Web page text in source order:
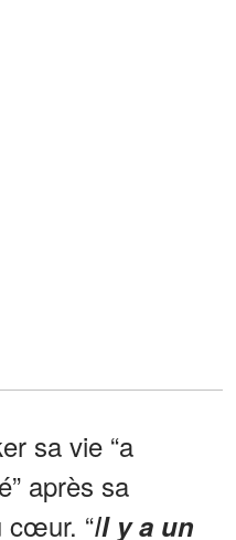
sa vie “a
après sa
cœur. “Il y a un